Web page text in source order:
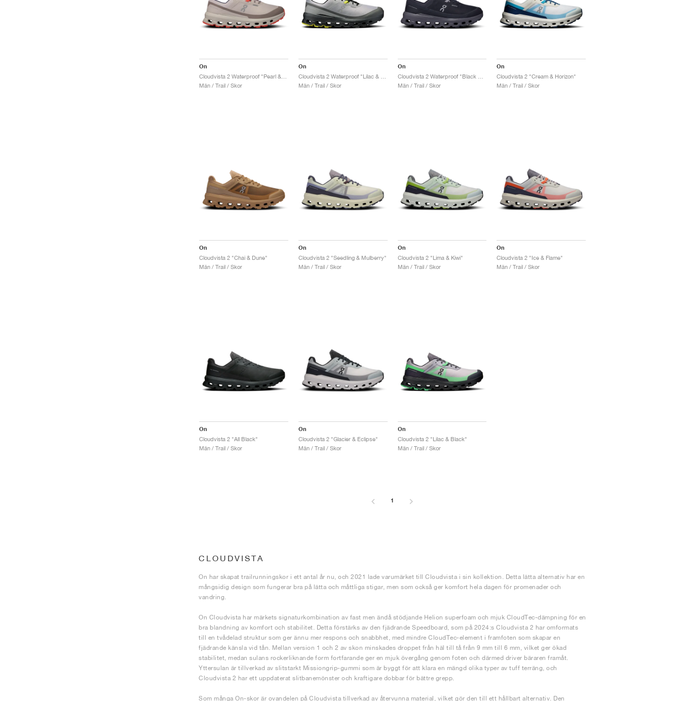
On
Män / Trail / Skor
On
Män / Trail / Skor
On
Män / Trail / Skor
On
Cloudvista 2 "Cream & Horizon"
Män / Trail / Skor
On
Cloudvista 2 "Chai & Dune"
Män / Trail / Skor
On
Cloudvista 2 "Seedling & Mulberry"
Män / Trail / Skor
On
Cloudvista 2 "Lima & Kiwi"
Män / Trail / Skor
On
Cloudvista 2 "Ice & Flame"
Män / Trail / Skor
On
Cloudvista 2 "All Black"
Män / Trail / Skor
On
Cloudvista 2 "Glacier & Eclipse"
Män / Trail / Skor
On
Cloudvista 2 "Lilac & Black"
Män / Trail / Skor
1
CLOUDVISTA
On har skapat trailrunningskor i ett antal år nu, och 2021 lade varumärket till Cloudvista i sin kollektion. Detta lätta alternativ har en
mångsidig design som fungerar bra på lätta och måttliga stigar, men som också ger komfort hela dagen för promenader och
vandring.
On Cloudvista har märkets signaturkombination av fast men ändå stödjande Helion superfoam och mjuk CloudTec-dämpning för en
bra blandning av komfort och stabilitet. Detta förstärks av den fjädrande Speedboard, som på 2024:s Cloudvista 2 har omformats
till en tvådelad struktur som ger ännu mer respons och snabbhet, med mindre CloudTec-element i framfoten som skapar en
fjädrande känsla vid tån. Mellan version 1 och 2 av skon minskades droppet från häl till tå från 9 mm till 6 mm, vilket ger ökad
stabilitet, medan sulans rockerliknande form fortfarande ger en mjuk övergång genom foten och därmed driver bäraren framåt.
Yttersulan är tillverkad av slitstarkt Missiongrip-gummi som är byggt för att klara en mängd olika typer av tuff terräng, och
Cloudvista 2 har ett uppdaterat slitbanemönster och kraftigare dobbar för bättre grepp.
Som många On-skor är ovandelen på Cloudvista tillverkad av återvunna material, vilket gör den till ett hållbart alternativ. Den